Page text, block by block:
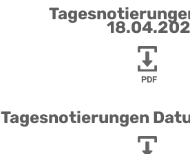
PDF
Tagesnotierungen